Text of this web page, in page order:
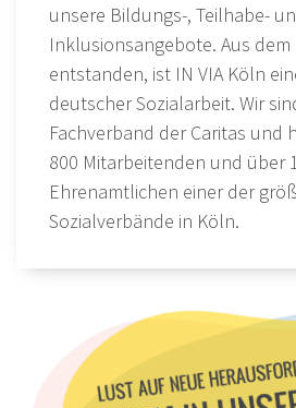
unsere Bildungs-, Teilhabe-
Inklusionsangebote. Aus
entstanden, ist IN VIA Köln
deutscher Sozialarbeit. Wir
Fachverband der Caritas und
800 Mitarbeitenden und über
Ehrenamtlichen einer der
Sozialverbände in Köln.